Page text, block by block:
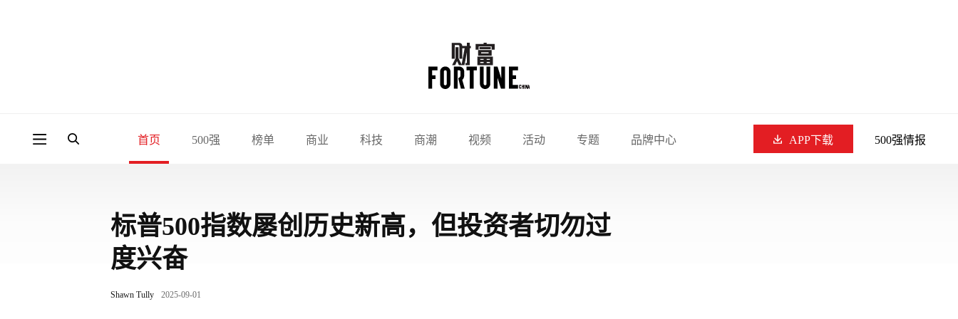
首页 500强 榜单 商业 科技 商潮 视频 活动 专题 品牌中心 APP下载 500强情报
标普500指数屡创历史新高，但投资者切勿过
度兴奋
Shawn Tully 2025-09-01